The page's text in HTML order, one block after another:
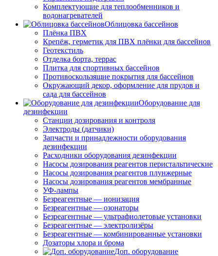
Комплектующие для теплообменников и
водонагревателей
Облицовка бассейнов
Плёнка ПВХ
Крепёж, герметик для ПВХ плёнки для бассейнов
Геотекстиль
Отделка борта, террас
Плитка для спортивных бассейнов
Противоскользящие покрытия для бассейнов
Окружающий декор, оформление для прудов и
сада для бассейнов
Оборудование для
дезинфекции
Станции дозирования и контроля
Электроды (датчики)
Запчасти и принадлежности оборудования
дезинфекции
Расходники оборудования дезинфекции
Насосы дозирования реагентов перистальтические
Насосы дозирования реагентов плунжерные
Насосы дозирования реагентов мембранные
УФ-лампы
Безреагентные — ионизация
Безреагентные — озонаторы
Безреагентные — ультрафиолетовые установки
Безреагентные — электролизёры
Безреагентные — комбинированные установки
Дозаторы хлора и брома
Доп. оборудование